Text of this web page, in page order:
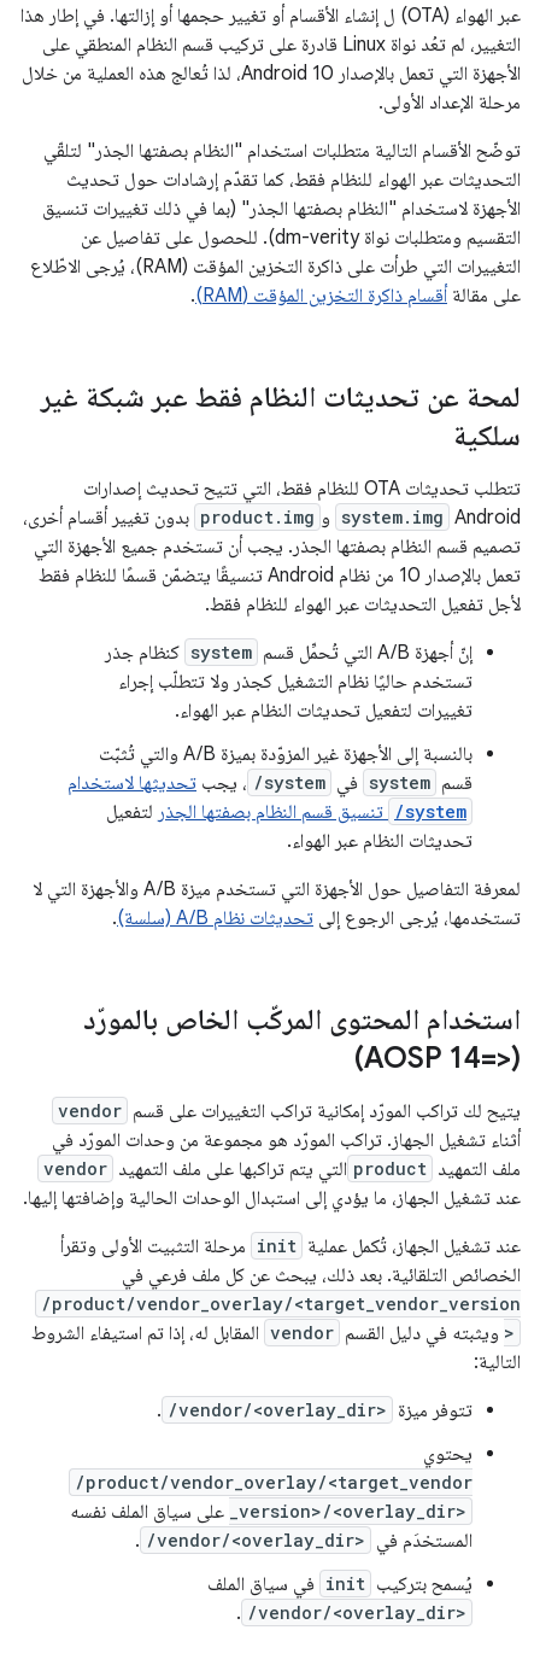
عبر الهواء (OTA) ل إنشاء الأقسام أو تغيير حجمها أو إزالتها. في إطار هذا
التغيير، لم تعُد نواة Linux قادرة على تركيب قسم النظام المنطقي على
الأجهزة التي تعمل بالإصدار Android 10، لذا تُعالج هذه العملية من خلال
مرحلة الإعداد الأولى.
توضّح الأقسام التالية متطلبات استخدام "النظام بصفتها الجذر" لتلقّي
التحديثات عبر الهواء للنظام فقط، كما تقدّم إرشادات حول تحديث
الأجهزة لاستخدام "النظام بصفتها الجذر" (بما في ذلك تغييرات تنسيق
التقسيم ومتطلبات نواة dm-verity). للحصول على تفاصيل عن
التغييرات التي طرأت على ذاكرة التخزين المؤقت (RAM)، يُرجى الاطّلاع
على مقالة أقسام ذاكرة التخزين المؤقت (RAM) .
لمحة عن تحديثات النظام فقط عبر شبكة غير
سلكية
تتطلب تحديثات OTA للنظام فقط، التي تتيح تحديث إصدارات
Android
system.img و product.img بدون تغيير أقسام أخرى،
تصميم قسم النظام بصفتها الجذر. يجب أن تستخدم جميع الأجهزة التي
تعمل بالإصدار 10 من نظام Android تنسيقًا يتضمّن قسمًا للنظام فقط
لأجل تفعيل التحديثات عبر الهواء للنظام فقط.
إنّ أجهزة A/B التي تُحمِّل قسم
system كنظام جذر
تستخدم حاليًا نظام التشغيل كجذر ولا تتطلّب إجراء
تغييرات لتفعيل تحديثات النظام عبر الهواء.
بالنسبة إلى الأجهزة غير المزوّدة بميزة A/B والتي تُثبّت
قسم system في /system ، يجب تحديثها لاستخدام
/system تنسيق قسم النظام بصفتها الجذر لتفعيل
تحديثات النظام عبر الهواء.
لمعرفة التفاصيل حول الأجهزة التي تستخدم ميزة A/B والأجهزة التي لا
تستخدمها، يُرجى الرجوع إلى تحديثات نظام A/B (سلسة) .
استخدام المحتوى المركّب الخاص بالمورّد
(<=AOSP 14)
يتيح لك تراكب المورّد إمكانية تراكب التغييرات على قسم vendor
أثناء تشغيل الجهاز. تراكب المورّد هو مجموعة من وحدات المورّد في
ملف التمهيد product التي يتم تراكبها على ملف التمهيد vendor
عند تشغيل الجهاز، ما يؤدي إلى استبدال الوحدات الحالية وإضافتها إليها.
عند تشغيل الجهاز، تُكمل عملية init مرحلة التثبيت الأولى وتقرأ
الخصائص التلقائية. بعد ذلك، يبحث عن كل ملف فرعي في
/product/vendor_overlay/<target_vendor_version
> ويثبته في دليل القسم vendor المقابل له، إذا تم استيفاء الشروط
التالية:
تتوفر ميزة /vendor/<overlay_dir>
.
يحتوي
/product/vendor_overlay/<target_vendor
_version>/<overlay_dir>
على سياق الملف نفسه
المستخدَم في /vendor/<overlay_dir>
.
يُسمح بتركيب init في سياق الملف
/vendor/<overlay_dir>
.